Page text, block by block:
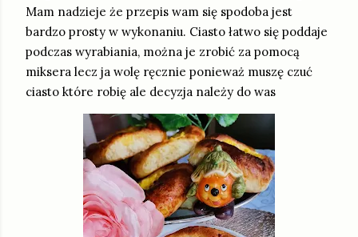
Mam nadzieje że przepis wam się spodoba jest
bardzo prosty w wykonaniu. Ciasto łatwo się poddaje
podczas wyrabiania, można je zrobić za pomocą
miksera lecz ja wolę ręcznie ponieważ muszę czuć
ciasto które robię ale decyzja należy do was